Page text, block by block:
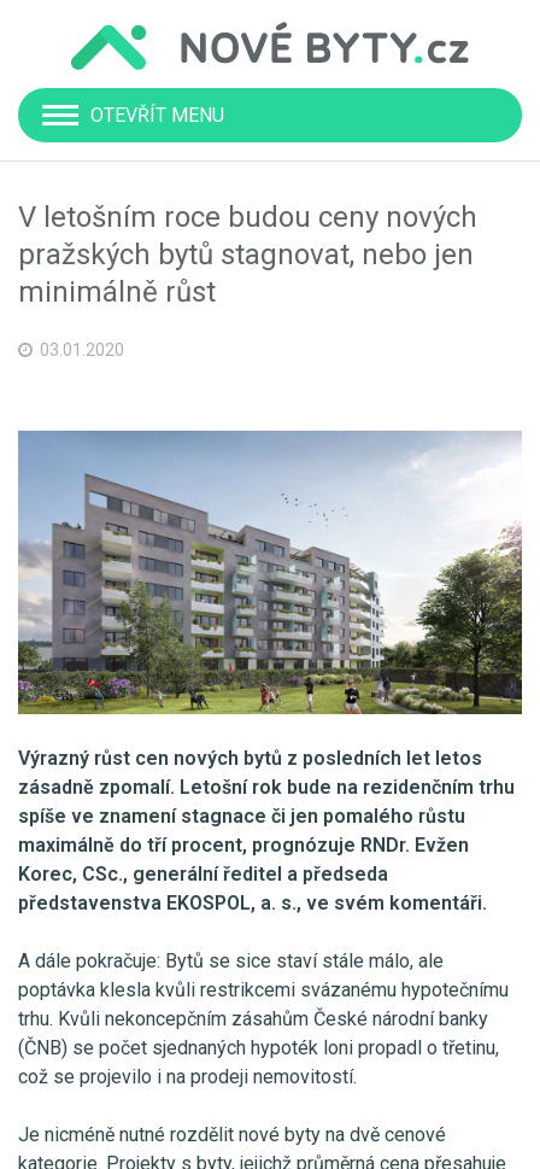
OTEVŘÍT MENU
V letošním roce budou ceny nových
pražských bytů stagnovat, nebo jen
minimálně růst
03.01.2020
Výrazný růst cen nových bytů z posledních let letos
zásadně zpomalí. Letošní rok bude na rezidenčním trhu
spíše ve znamení stagnace či jen pomalého růstu
maximálně do tří procent, prognózuje RNDr. Evžen
Korec, CSc., generální ředitel a předseda
představenstva EKOSPOL, a. s., ve svém komentáři.
A dále pokračuje: Bytů se sice staví stále málo, ale
poptávka klesla kvůli restrikcemi svázanému hypotečnímu
trhu. Kvůli nekoncepčním zásahům České národní banky
(ČNB) se počet sjednaných hypoték loni propadl o třetinu,
což se projevilo i na prodeji nemovitostí.
Je nicméně nutné rozdělit nové byty na dvě cenové
kategorie. Projekty s byty, jejichž průměrná cena přesahuje